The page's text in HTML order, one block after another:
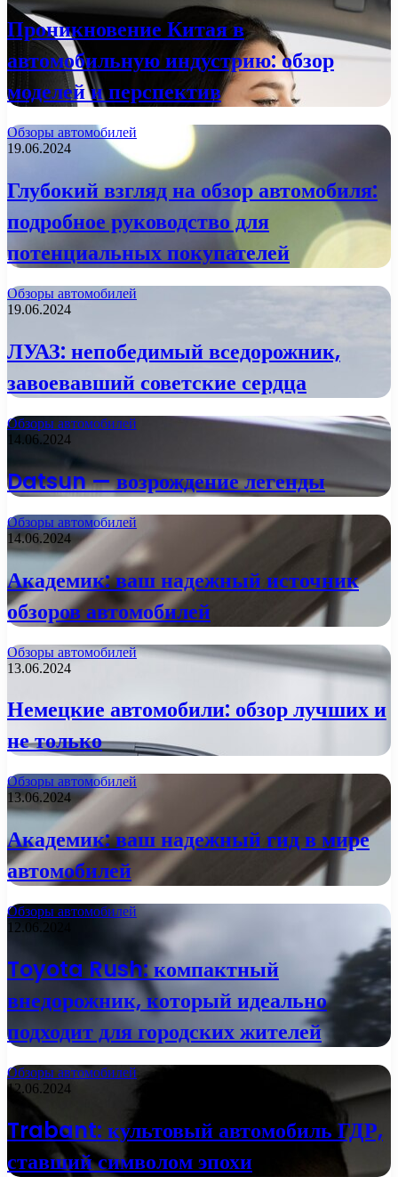
Проникновение Китая в
автомобильную индустрию: обзор
моделей и перспектив
Обзоры автомобилей
19.06.2024
Глубокий взгляд на обзор автомобиля:
подробное руководство для
потенциальных покупателей
Обзоры автомобилей
19.06.2024
ЛУАЗ: непобедимый вседорожник,
завоевавший советские сердца
Обзоры автомобилей
14.06.2024
Datsun — возрождение легенды
Обзоры автомобилей
14.06.2024
Академик: ваш надежный источник
обзоров автомобилей
Обзоры автомобилей
13.06.2024
Немецкие автомобили: обзор лучших и
не только
Обзоры автомобилей
13.06.2024
Академик: ваш надежный гид в мире
автомобилей
Обзоры автомобилей
12.06.2024
Toyota Rush: компактный
внедорожник, который идеально
подходит для городских жителей
Обзоры автомобилей
12.06.2024
Trabant: культовый автомобиль ГДР,
ставший символом эпохи